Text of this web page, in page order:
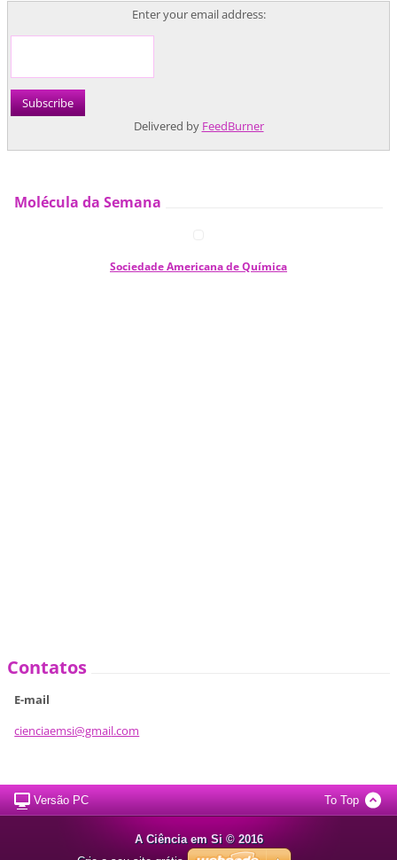
Enter your email address:
Delivered by FeedBurner
Molécula da Semana
Sociedade Americana de Química
Contatos
E-mail
cienciaemsi@gmail.com
Versão PC To Top
A Ciência em Si © 2016